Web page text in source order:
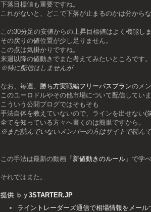
下落目標値も重要ですね。
これがないと、どこで下落が止まるのかは分からな
この30分足の安値からの上昇目標値はよく機能し
その戻りの値位置が少し足りません。
この点は気掛かりですね。
来週以降の値動きでまた考えてみたいところです。
※特に配信はしませんが
なお、毎週、 勝ち方実戦編フリーパスプランのメ
このユーロドルやその他市場について配信していま
こういう公開ブログではそもそも
手法自体を教えていないので、ラインを出せない(
全てを知っている方々へ書くのは簡単ですから。
※まだ読んでいないメンバーの方はサイトで読んで
この手法は最新の動画『新値動きのルール』で学
それではまた。
提供 ｂｙ 3STARTER.JP
ライントレーダーズ通信で相場情報をメール